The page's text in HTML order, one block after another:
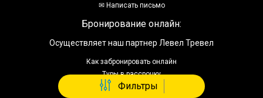
Фильтры
✉ Написать письмо
Бронирование онлайн:
Осуществляет наш партнер Левел Тревел
Как забронировать онлайн
Туры в рассрочку
Отзывы о сервисе